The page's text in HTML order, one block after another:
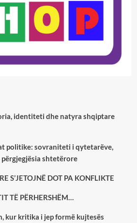
identiteti dhe natyra shqiptare
politike: sovraniteti i qytetarëve,
shtetërore
S’JETOJNË DOT PA KONFLIKTE
TË PËRHERSHËM…
kur kritika i jep formë kujtesës